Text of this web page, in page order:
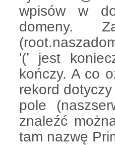
wpisów w
domeny.
'(’ jest
kończy. A co
rekord
pole
znaleźć
tam nazwę